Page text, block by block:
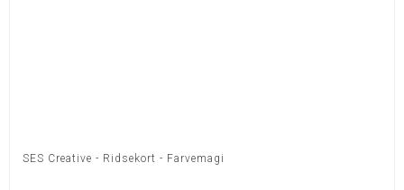
SES Creative - Ridsekort - Farvemagi